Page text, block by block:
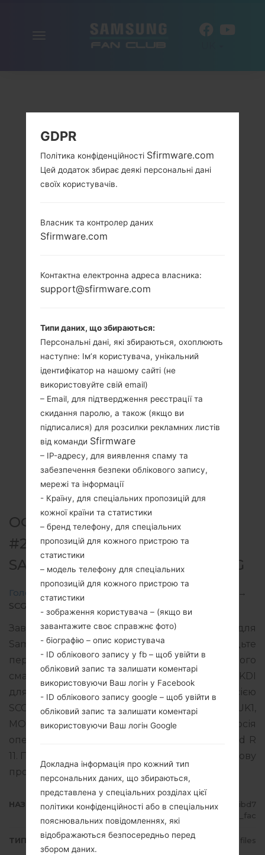
ОФІЦІЙНА ПРОШИВКА
#279282 ДЛЯ SCG02 -
SAMSUNGGALAXY S20 PLUS 5G
Головна
→
SCG02_10_20211118174200_756hibd7xp_fac.zip
Завантажте останнє оновлення прошивки для
Samsung Galaxy S20 Plus 5G, але не забудьте
перевірити, чи відповідає номер моделі вашого
смартфона вказаному SCG02. Код прошивки KDI
для JAPAN. Продукт поставляється з PDA версією
SCG02KDS1BUK1 версія CSC SCG02KDY1BUK1,
MODEM версия SCG02KDS1BUK1. Версія
операційної системи даної прошивки Android R
11. Повна інструкція про те, як прошивати стокову
прошивку на пристроях Samsung
НАЗВА ФАЙЛУ
SCG02_10_20211118174200_756hibd7
xp_fac
ТИП ПРОШИВКИ 4 files
GDPR
Політика конфіденційності Sfirmware.com
Цей додаток збирає деякі персональні дані
своїх користувачів.
Власник та контролер даних
Sfirmware.com
Контактна електронна адреса власника:
support@sfirmware.com
Типи даних, що збираються:
Персональні дані, які збираються, охоплюють
наступне: Ім’я користувача, унікальний
ідентифікатор на нашому сайті (не
використовуйте свій email)
– Email, для підтвердження реєстрації та
скидання паролю, а також (якщо ви
підписалися) для розсилки рекламних листів
від команди Sfirmware
– IP-адресу, для виявлення спаму та
забезпечення безпеки облікового запису,
мережі та інформації
- Країну, для спеціальних пропозицій для
кожної країни та статистики
– бренд телефону, для спеціальних
пропозицій для кожного пристрою та
статистики
– модель телефону для спеціальних
пропозицій для кожного пристрою та
статистики
- зображення користувача – (якщо ви
завантажите своє справжнє фото)
- біографію – опис користувача
- ID облікового запису у fb – щоб увійти в
обліковий запис та залишати коментарі
використовуючи Ваш логін у Facebook
- ID облікового запису google – щоб увійти в
обліковий запис та залишати коментарі
використовуючи Ваш логін Google
Докладна інформація про кожний тип
персональних даних, що збираються,
представлена у спеціальних розділах цієї
політики конфіденційності або в спеціальних
пояснювальних повідомленнях, які
відображаються безпосередньо перед
збором даних.